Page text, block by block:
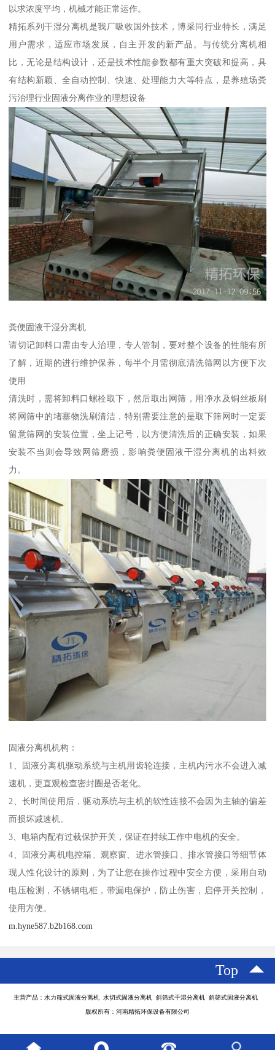
以求浓度平均，机械才能正常运作。
精拓系列干湿分离机是我厂吸收国外技术，博采同行业特长，满足
用户需求，适应市场发展，自主开发的新产品。与传统分离机相
比，无论是结构设计，还是技术性能参数都有重大突破和提高，具
有结构新颖、全自动控制、快速、处理能力大等特点，是养殖场粪
污治理行业固液分离作业的理想设备
粪便固液干湿分离机
请切记卸料口需由专人治理，专人管制，要对整个设备的性能有所
了解，近期的进行维护保养，每半个月需彻底清洗筛网以方便下次
使用
清洗时，需将卸料口螺栓取下，然后取出网筛，用净水及铜丝板刷
将网筛中的堵塞物洗刷清洁，特别需要注意的是取下筛网时一定要
留意筛网的安装位置，坐上记号，以方便清洗后的正确安装，如果
安装不当则会导致网筛磨损，影响粪便固液干湿分离机的出料效
力。
固液分离机机构：
1、固液分离机驱动系统与主机用齿轮连接，主机内污水不会进入减
速机，更直观检查密封圈是否老化。
2、长时间使用后，驱动系统与主机的软性连接不会因为主轴的偏差
而损坏减速机。
3、电箱内配有过载保护开关，保证在持续工作中电机的安全。
4、固液分离机电控箱、观察窗、进水管接口、排水管接口等细节体
现人性化设计的原则，为了让您在操作过程中安全方便，采用自动
电压检测，不锈钢电柜，带漏电保护，防止伤害，启停开关控制，
使用方便。
m.hyne587.b2b168.com
Top
主营产品：水力筛式固液分离机 水切式固液分离机 斜筛式干湿分离机 斜筛式固液分离机
版权所有：河南精拓环保设备有限公司